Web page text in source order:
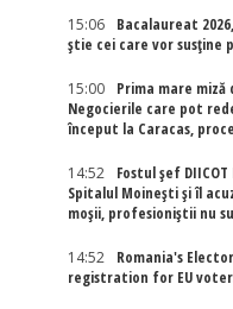
15:06
Bacalaureat
știe cei care vor susține
15:00
Prima mare miză
Negocierile care pot
început la Caracas,
14:52
Fostul șef
Spitalul Moinești și îl
moșii, profesioniștii nu
14:52
Romania's
registration for EU